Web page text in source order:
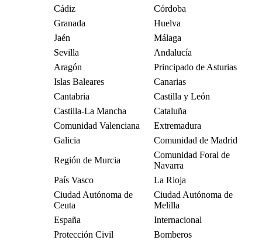
Cádiz
Córdoba
Granada
Huelva
Jaén
Málaga
Sevilla
Andalucía
Aragón
Principado de Asturias
Islas Baleares
Canarias
Cantabria
Castilla y León
Castilla-La Mancha
Cataluña
Comunidad Valenciana
Extremadura
Galicia
Comunidad de Madrid
Región de Murcia
Comunidad Foral de
Navarra
País Vasco
La Rioja
Ciudad Autónoma de
Ceuta
Ciudad Autónoma de
Melilla
España
Internacional
Protección Civil
Bomberos